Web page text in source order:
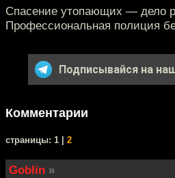
Спасение утопающих — дело
Профессиональная полиция
Подписывайся на
Комментарии
cтраницы: 1 | 2
Goblin »